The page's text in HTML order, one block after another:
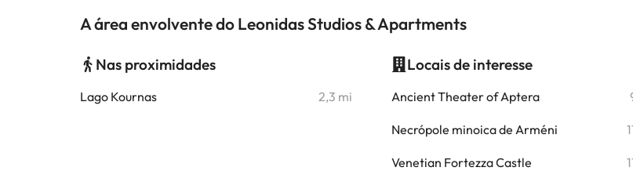
A área envolvente do Leonidas Studios & Apartments
Nas proximidades
Lago Kournas 2,3 mi
Locais de interesse
Ancient Theater of Aptera
Necrópole minoica de Arméni
Venetian Fortezza Castle